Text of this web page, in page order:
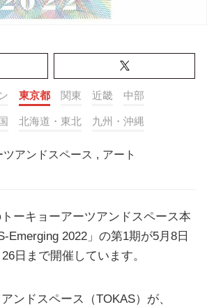
東京都 関東 近畿 中部
北海道・東北 九州・沖縄
ツアンドスペース , アート
ーキョーアーツアンドスペース本
Emerging 2022」の第1期が5月8日
日まで開催しています。
ンドスペース（TOKAS）が、